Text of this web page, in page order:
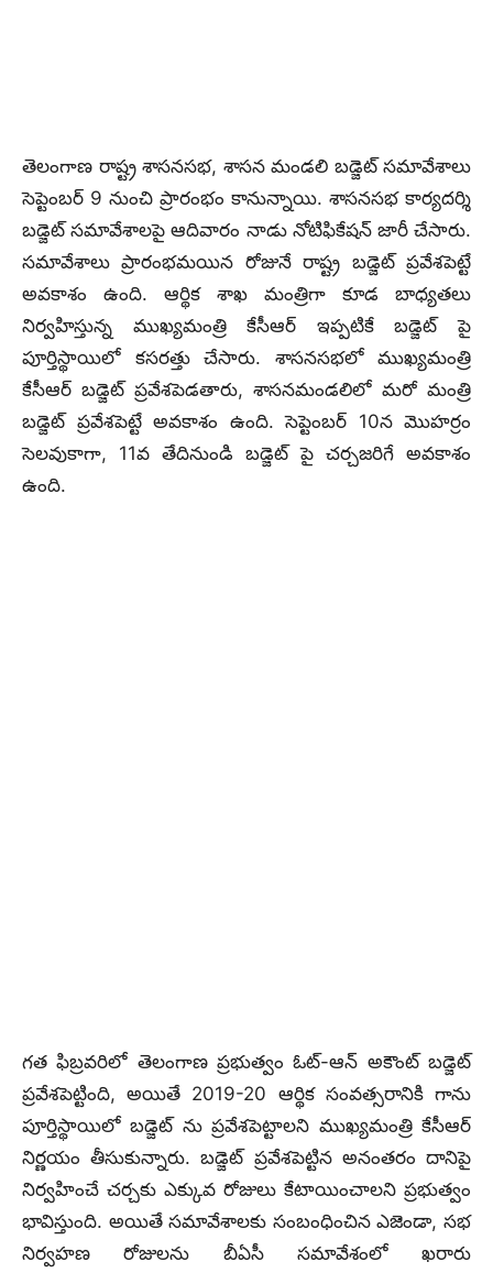
తెలంగాణ రాష్ట్ర శాసనసభ, శాసన మండలి బడ్జెట్ సమావేశాలు
సెప్టెంబర్ 9 నుంచి ప్రారంభం కానున్నాయి. శాసనసభ కార్యదర్శి
బడ్జెట్ సమావేశాలపై ఆదివారం నాడు నోటిఫికేషన్ జారీ చేసారు.
సమావేశాలు ప్రారంభమయిన రోజునే రాష్ట్ర బడ్జెట్ ప్రవేశపెట్టే
అవకాశం ఉంది. ఆర్థిక శాఖ మంత్రిగా కూడ బాధ్యతలు
నిర్వహిస్తున్న ముఖ్యమంత్రి కేసీఆర్ ఇప్పటికే బడ్జెట్ పై
పూర్తిస్థాయిలో కసరత్తు చేసారు. శాసనసభలో ముఖ్యమంత్రి
కేసీఆర్ బడ్జెట్ ప్రవేశపెడతారు, శాసనమండలిలో మరో మంత్రి
బడ్జెట్ ప్రవేశపెట్టే అవకాశం ఉంది. సెప్టెంబర్ 10న మొహర్రం
సెలవుకాగా, 11వ తేదినుండి బడ్జెట్ పై చర్చజరిగే అవకాశం
ఉంది.
గత ఫిబ్రవరిలో తెలంగాణ ప్రభుత్వం ఓట్-ఆన్ అకౌంట్ బడ్జెట్
ప్రవేశపెట్టింది, అయితే 2019-20 ఆర్థిక సంవత్సరానికి గాను
పూర్తిస్థాయిలో బడ్జెట్ ను ప్రవేశపెట్టాలని ముఖ్యమంత్రి కేసీఆర్
నిర్ణయం తీసుకున్నారు. బడ్జెట్ ప్రవేశపెట్టిన అనంతరం దానిపై
నిర్వహించే చర్చకు ఎక్కువ రోజులు కేటాయించాలని ప్రభుత్వం
భావిస్తుంది. అయితే సమావేశాలకు సంబంధించిన ఎజెండా, సభ
నిర్వహణ రోజులను బీఏసీ సమావేశంలో ఖరారు